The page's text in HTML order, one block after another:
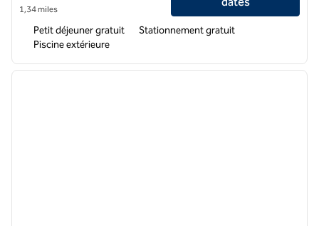
1,34 miles
Petit déjeuner gratuit
Stationnement gratuit
Piscine extérieure
1 sur 12